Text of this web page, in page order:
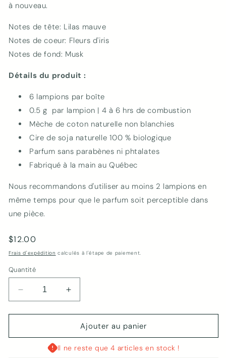
à nouveau.
Notes de tête: Lilas mauve
Notes de coeur: Fleurs d'iris
Notes de fond: Musk
Détails du produit :
6 lampions par boîte
0.5 g par lampion | 4 à 6 hrs de combustion
Mèche de coton naturelle non blanchies
Cire de soja naturelle 100 % biologique
Parfum sans parabènes ni phtalates
Fabriqué à la main au Québec
Nous recommandons d'utiliser au moins 2 lampions en
même temps pour que le parfum soit perceptible dans
une pièce.
Prix
habituel
$12.00
Frais d'expédition calculés à l'étape de paiement.
Quantité
Réduire
la
quantité
Lampions
Augmenter
la
quantité
Lampions
Lilas
Ajouter au panier
Il ne reste que 4 articles en stock !